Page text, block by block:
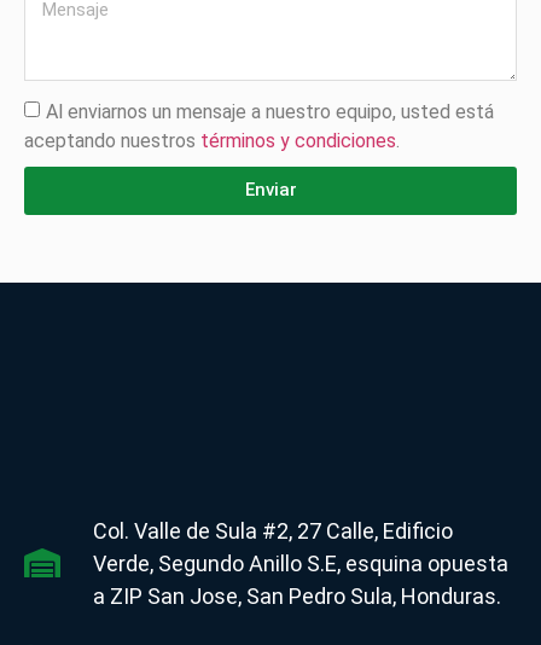
Al enviarnos un mensaje a nuestro equipo, usted está
aceptando nuestros términos y condiciones
Enviar
Col. Valle de Sula #2, 27 Calle, Edificio
Verde, Segundo Anillo S.E, esquina opuesta
a ZIP San Jose, San Pedro Sula, Honduras.